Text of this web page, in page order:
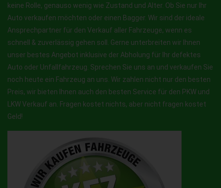
keine Rolle, genauso wenig wie Zustand und Alter. Ob Sie nur Ihr
Auto verkaufen möchten oder einen Bagger. Wir sind der ideale
Ansprechpartner für den Verkauf aller Fahrzeuge, wenn es
schnell & zuverlässig gehen soll. Gerne unterbreiten wir Ihnen
unser bestes Angebot inklusive der Abholung für Ihr defektes
Auto oder Unfallfahrzeug. Sprechen Sie uns an und verkaufen Sie
noch heute ein Fahrzeug an uns. Wir zahlen nicht nur den besten
Preis, wir bieten Ihnen auch den besten Service für den PKW und
LKW Verkauf an. Fragen kostet nichts, aber nicht fragen kostet
Geld!